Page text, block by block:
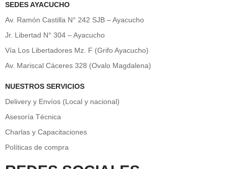
SEDES AYACUCHO
Av. Ramón Castilla N° 242 SJB – Ayacucho
Jr. Libertad N° 304 – Ayacucho
Vía Los Libertadores Mz. F (Grifo Ayacucho)
Av. Mariscal Cáceres 328 (Ovalo Magdalena)
NUESTROS SERVICIOS
Delivery y Envíos (Local y nacional)
Asesoría Técnica
Charlas y Capacitaciones
Políticas de compra